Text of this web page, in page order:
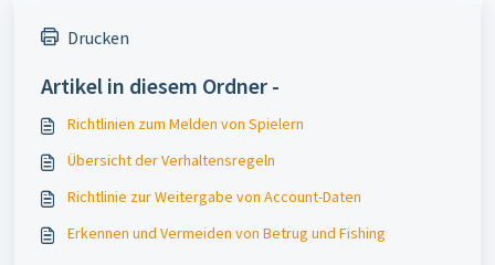
Drucken
Artikel in diesem Ordner -
Richtlinien zum Melden von Spielern
Übersicht der Verhaltensregeln
Richtlinie zur Weitergabe von Account-Daten
Erkennen und Vermeiden von Betrug und Fishing